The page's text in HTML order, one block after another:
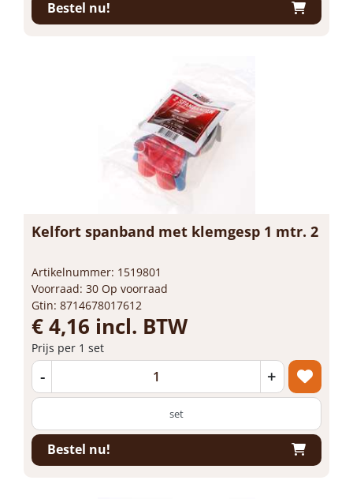
Bestel nu!
Kelfort spanband met klemgesp 1 mtr. 2
Artikelnummer: 1519801
Voorraad: 30 Op voorraad
Gtin: 8714678017612
€ 4,16 incl. BTW
Prijs per 1 set
- +
set
Bestel nu!